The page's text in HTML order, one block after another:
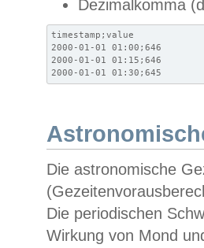
Dezimalkomma
timestamp;value
2000-01-01 01:00;646
2000-01-01 01:15;646
2000-01-01 01:30;645
Die astronomische
Die periodischen
Wirkung von Mond